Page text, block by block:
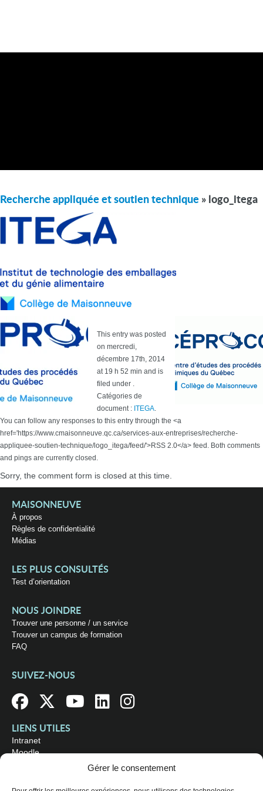
Gérer le consentement
Recherche appliquée et soutien technique » logo_itega
This entry was posted
on mercredi,
décembre 17th, 2014
at 19 h 52 min and is
filed under .
Catégories de
document : ITEGA.
You can follow any responses to this entry through the <a
href='https://www.cmaisonneuve.qc.ca/services-aux-entreprises/recherche-
appliquee-soutien-technique/logo_itega/feed/'>RSS 2.0</a> feed. Both comments
and pings are currently closed.
Sorry, the comment form is closed at this time.
MAISONNEUVE
À propos
Règles de confidentialité
Médias
LES PLUS CONSULTÉS
Test d’orientation
NOUS JOINDRE
Trouver une personne / un service
Trouver un campus de formation
FAQ
SUIVEZ-NOUS
LIENS UTILES
Intranet
Moodle